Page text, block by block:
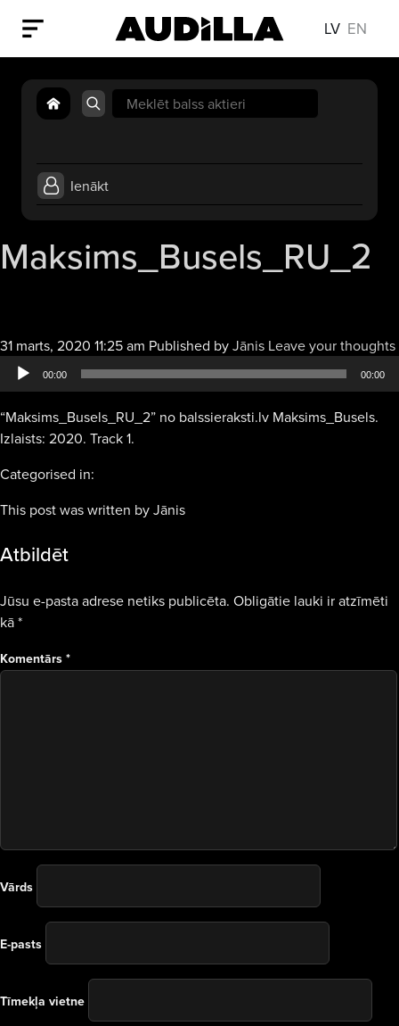
LV EN
Search
for:
Ienākt
Maksims_Busels_RU_2
31 marts, 2020 11:25 am Published byJānis Leave your thoughts
00:00 00:00
“Maksims_Busels_RU_2” no balssieraksti.lv Maksims_Busels.
Izlaists: 2020. Track 1.
Categorised in:
This post was written by Jānis
Atbildēt
Jūsu e-pasta adrese netiks publicēta. Obligātie lauki ir atzīmēti
kā*
Komentārs*
Vārds
E-pasts
Tīmekļa vietne